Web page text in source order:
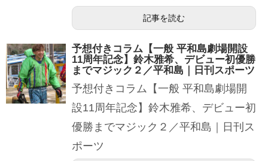
記事を読む
予想付きコラム【一般 平和島劇場開設
11周年記念】鈴木雅希、デビュー初優勝
までマジック２／平和島｜日刊スポーツ
予想付きコラム【一般 平和島劇場開
設11周年記念】鈴木雅希、デビュー初
優勝までマジック２／平和島｜日刊ス
ポーツ